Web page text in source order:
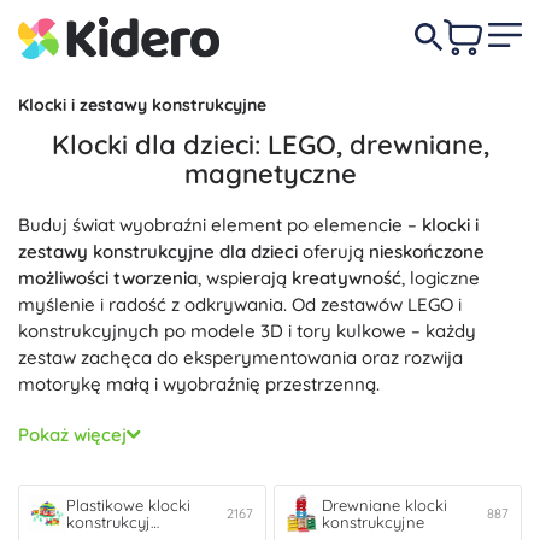
Klocki i zestawy konstrukcyjne
Klocki dla dzieci: LEGO, drewniane,
magnetyczne
Buduj świat wyobraźni element po elemencie – klocki i
zestawy konstrukcyjne dla dzieci oferują nieskończone
możliwości tworzenia, wspierają kreatywność, logiczne
myślenie i radość z odkrywania. Od zestawów LEGO i
konstrukcyjnych po modele 3D i tory kulkowe – każdy
zestaw zachęca do eksperymentowania oraz rozwija
motorykę małą i wyobraźnię przestrzenną.
Wybierz typ idealny do wieku i zainteresowań: tradycyjne
drewniane klocki
szczegółowych modeli i tematycznych światów lub
nowoczesneklocki magnetycznedo szybkich konstrukcji
Pokaż więcej
Plastikowe klocki
konstrukcyj…
2167
Drewniane klocki
konstrukcyjne
887